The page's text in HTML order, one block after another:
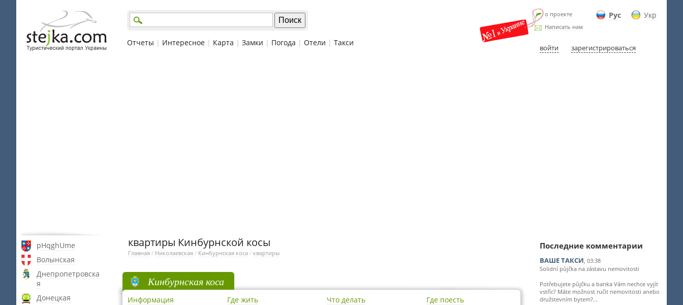
Рус Укр
о проекте
Написать нам
войти зарегистрироваться
Отчеты | Интересное | Карта | Замки | Погода | Отели | Такси
pHqghUme
Волынская
Днепропетровска
я
Донецкая
квартиры Кинбурнской косы
Главная / Николаевская / Кинбурнская коса / квартиры
Кинбурнская коса
Информация Где жить Что делать Где поесть
Последние комментарии
ВАШЕ ТАКСИ, 03:38
Solidní půjčka na zástavu nemovitosti
Potřebujete půjčku a banka Vám nechce vyjít
vstříc? Máte možnost ručit nemovitosti anebo
družstevním bytem?...